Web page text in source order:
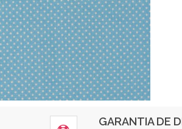
GARANTIA DE